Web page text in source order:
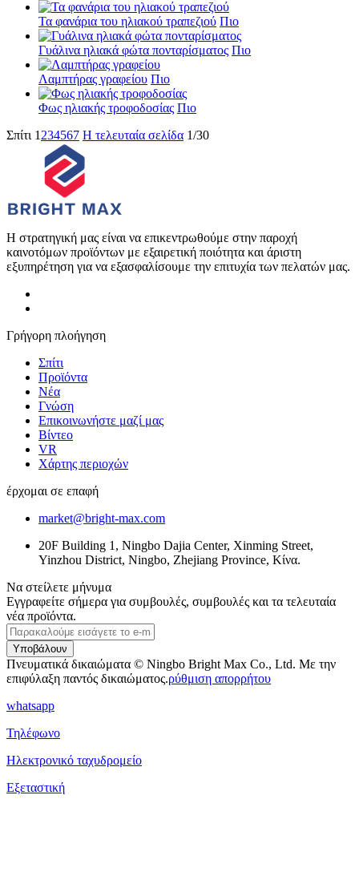
Τα φανάρια του ηλιακού τραπεζιού Πιο
Γυάλινα ηλιακά φώτα πονταρίσματος Πιο
Λαμπτήρας γραφείου Πιο
Φως ηλιακής τροφοδοσίας Πιο
Σπίτι 1 234567 Η τελευταία σελίδα 1/30
Η στρατηγική μας είναι να επικεντρωθούμε στην παροχή
καινοτόμων προϊόντων με εξαιρετική ποιότητα και άριστη
εξυπηρέτηση για να εξασφαλίσουμε την επιτυχία των πελατών μας.
Γρήγορη πλοήγηση
Σπίτι
Προϊόντα
Νέα
Γνώση
Επικοινωνήστε μαζί μας
Βίντεο
VR
Χάρτης περιοχών
έρχομαι σε επαφή
market@bright-max.com
20F Building 1, Ningbo Dajia Center, Xinming Street,
Yinzhou District, Ningbo, Zhejiang Province, Κίνα.
Να στείλετε μήνυμα
Εγγραφείτε σήμερα για συμβουλές, συμβουλές και τα τελευταία
νέα προϊόντα.
Υποβάλουν
Πνευματικά δικαιώματα © Ningbo Bright Max Co., Ltd. Με την
επιφύλαξη παντός δικαιώματος.ρύθμιση απορρήτου
whatsapp
Τηλέφωνο
Ηλεκτρονικό ταχυδρομείο
Εξεταστική